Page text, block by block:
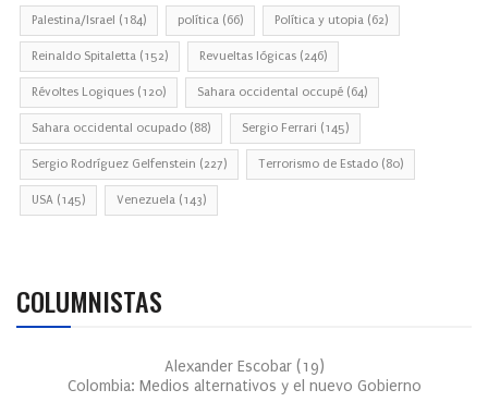
Palestina/Israel (184) política (66) Política y utopia (62)
Reinaldo Spitaletta (152) Revueltas lógicas (246)
Révoltes Logiques (120) Sahara occidental occupé (64)
Sahara occidental ocupado (88) Sergio Ferrari (145)
Sergio Rodríguez Gelfenstein (227) Terrorismo de Estado (80)
USA (145) Venezuela (143)
COLUMNISTAS
Alexander Escobar (19)
Colombia: Medios alternativos y el nuevo Gobierno